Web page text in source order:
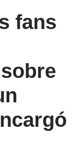
fans